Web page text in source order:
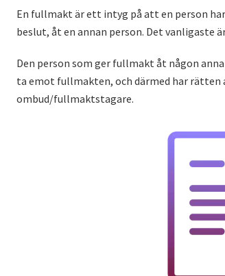
En fullmakt är ett intyg på att en person
beslut, åt en annan person. Det vanligaste
Den person som ger fullmakt åt någon
ta emot fullmakten, och därmed har
ombud/fullmaktstagare.